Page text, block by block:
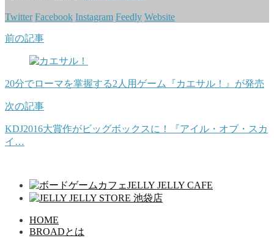
Twitter Facebook Instagram Feedly Website
前の記事
20分でローマを掌握する2人用ゲーム『カエサル！』が発売
次の記事
KDJ2016大賞作がビッグボックスに！『アイル・オブ・スカ
イ…
HOME
BROADとは